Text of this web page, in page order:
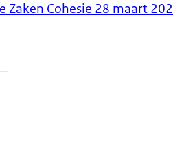
Zaken Cohesie 28 maart